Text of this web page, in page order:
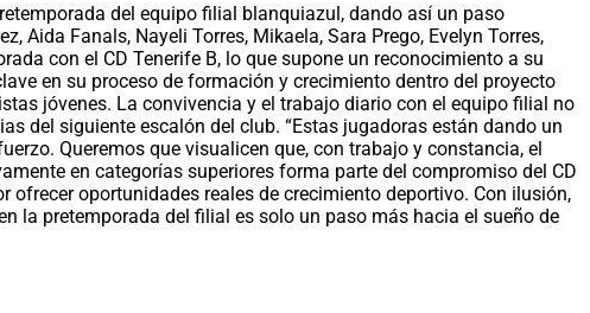
del equipo filial blanquiazul, dando así un paso
Aida Fanals, Nayeli Torres, Mikaela, Sara Prego, Evelyn Torres,
con el CD Tenerife B, lo que supone un reconocimiento a su
en su proceso de formación y crecimiento dentro del proyecto
jóvenes. La convivencia y el trabajo diario con el equipo filial no
del siguiente escalón del club. “Estas jugadoras están dando un
Queremos que visualicen que, con trabajo y constancia, el
en categorías superiores forma parte del compromiso del CD
oportunidades reales de crecimiento deportivo. Con ilusión,
la pretemporada del filial es solo un paso más hacia el sueño de